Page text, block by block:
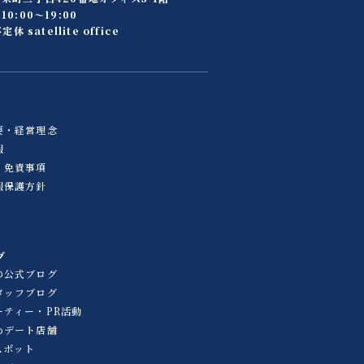
10:00〜19:00
定休 satellite office
・経営理念
免責事項
保護方針
公式ブログ
ッフブログ
ティー・PR活動
デート店舗
ット